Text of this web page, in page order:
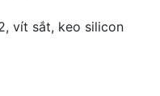
vít sắt, keo silicon